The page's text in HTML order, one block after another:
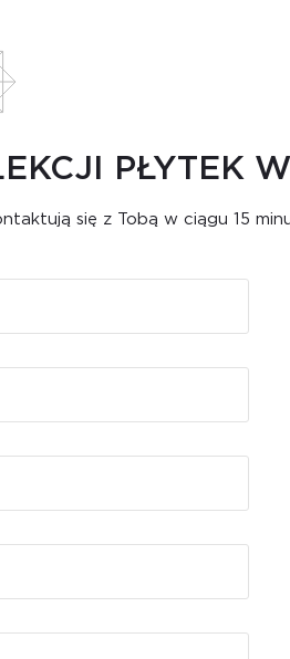
PŁYTEK
się z Tobą w ciągu 15